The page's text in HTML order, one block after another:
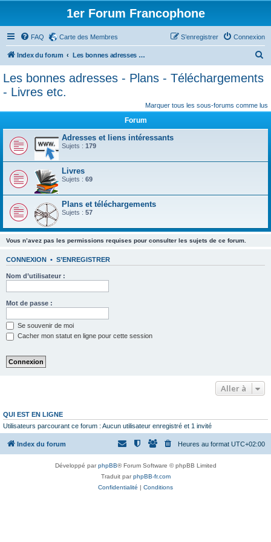
1er Forum Francophone
FAQ Carte des Membres Connexion
S’enregistrer
Index du forum Les bonnes adresses - Plans - Téléchargements - Livres etc.
e
Les bonnes adresses - Plans - Téléchargements
- Livres etc.
Marquer tous les sous-forums comme lus
Forum
Adresses et liens intéressants
Sujets : 179
Livres
Sujets : 69
Plans et téléchargements
Sujets : 57
Vous n’avez pas les permissions requises pour consulter les sujets de ce forum.
CONNEXION • S’ENREGISTRER
Nom d’utilisateur :
Mot de passe :
Se souvenir de moi
Cacher mon statut en ligne pour cette session
Aller à
QUI EST EN LIGNE
Utilisateurs parcourant ce forum : Aucun utilisateur enregistré et 1 invité
Index du forum Heures au format UTC+02:00
Développé parphpBB® Forum Software © phpBB Limited
Traduit parphpBB-fr.com
Confidentialité | Conditions